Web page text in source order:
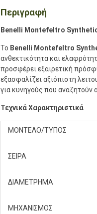
Περιγραφή
Benelli Montefeltro
Το Benelli Montefeltro
ανθεκτικότητα και
προσφέρει εξαιρετική
εξασφαλίζει αξιόπιστη
για κυνηγούς που αναζητούν
Τεχνικά Χαρακτηριστικά
ΜΟΝΤΕΛΟ/ΤΥΠΟΣ
ΣΕΙΡΑ
ΔΙΑΜΕΤΡΗΜΑ
ΜΗΧΑΝΙΣΜΟΣ